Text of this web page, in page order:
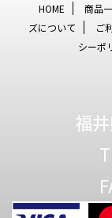
HOME 商品
ズについて
ご
シーポ
福